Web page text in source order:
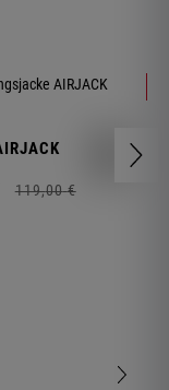
119,00 €